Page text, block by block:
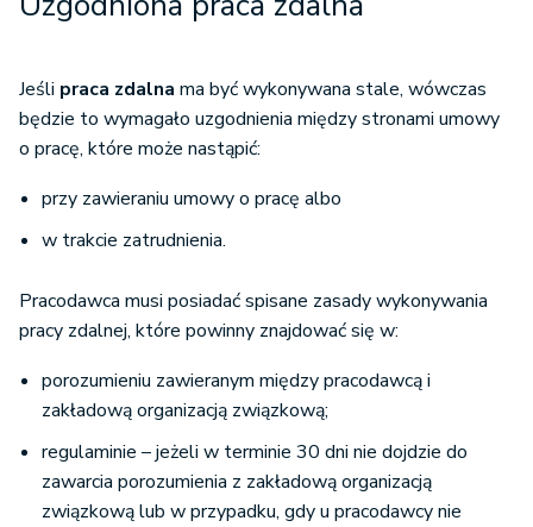
Jeśli praca zdalna ma być wykonywana stale, wówczas
będzie to wymagało uzgodnienia między stronami umowy
o pracę, które może nastąpić:
przy zawieraniu umowy o pracę albo
w trakcie zatrudnienia.
Pracodawca musi posiadać spisane zasady wykonywania
pracy zdalnej, które powinny znajdować się w:
porozumieniu zawieranym między pracodawcą i
zakładową organizacją związkową;
regulaminie – jeżeli w terminie 30 dni nie dojdzie do
zawarcia porozumienia z zakładową organizacją
związkową lub w przypadku, gdy u pracodawcy nie